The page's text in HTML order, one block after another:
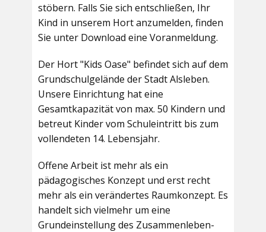
stöbern. Falls Sie sich entschließen, Ihr
Kind in unserem Hort anzumelden, finden
Sie unter Download eine Voranmeldung.
Der Hort "Kids Oase" befindet sich auf dem
Grundschulgelände der Stadt Alsleben.
Unsere Einrichtung hat eine
Gesamtkapazität von max. 50 Kindern und
betreut Kinder vom Schuleintritt bis zum
vollendeten 14. Lebensjahr.
Offene Arbeit ist mehr als ein
pädagogisches Konzept und erst recht
mehr als ein verändertes Raumkonzept. Es
handelt sich vielmehr um eine
Grundeinstellung des Zusammenleben-